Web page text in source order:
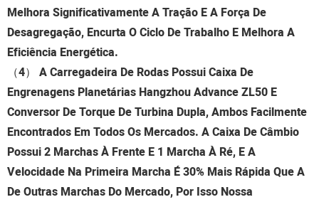
Melhora Significativamente A Tração E A Força De
Desagregação, Encurta O Ciclo De Trabalho E Melhora A
Eficiência Energética.
（4） A Carregadeira De Rodas Possui Caixa De
Engrenagens Planetárias Hangzhou Advance ZL50 E
Conversor De Torque De Turbina Dupla, Ambos Facilmente
Encontrados Em Todos Os Mercados. A Caixa De Câmbio
Possui 2 Marchas À Frente E 1 Marcha À Ré, E A
Velocidade Na Primeira Marcha É 30% Mais Rápida Que A
De Outras Marchas Do Mercado, Por Isso Nossa